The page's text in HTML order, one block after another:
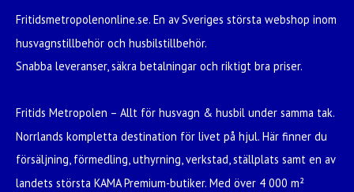
Fritidsmetropolenonline.se. En av Sveriges största webshop inom
husvagnstillbehör och husbilstillbehör.
Snabba leveranser, säkra betalningar och riktigt bra priser.
Fritids Metropolen – Allt för husvagn & husbil under samma tak.
Norrlands kompletta destination för livet på hjul. Här finner du
försäljning, förmedling, uthyrning, verkstad, ställplats samt en av
landets största KAMA Premium-butiker. Med över 4 000 m²